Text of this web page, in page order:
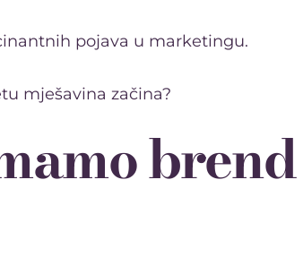
pojava u marketingu.
mješavina začina?
brend